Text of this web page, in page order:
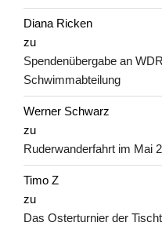
Diana Ricken
zu
Spendenübergabe an
Schwimmabteilung
Werner Schwarz
zu
Ruderwanderfahrt im Mai
Timo Z
zu
Das Osterturnier der